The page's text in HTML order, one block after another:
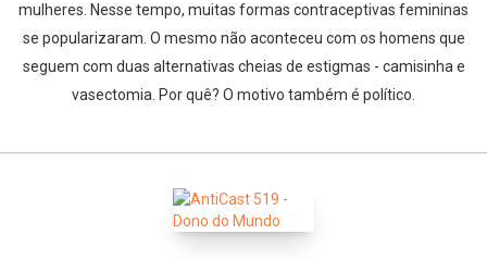
mulheres. Nesse tempo, muitas formas contraceptivas femininas
se popularizaram. O mesmo não aconteceu com os homens que
seguem com duas alternativas cheias de estigmas - camisinha e
vasectomia. Por quê? O motivo também é político.